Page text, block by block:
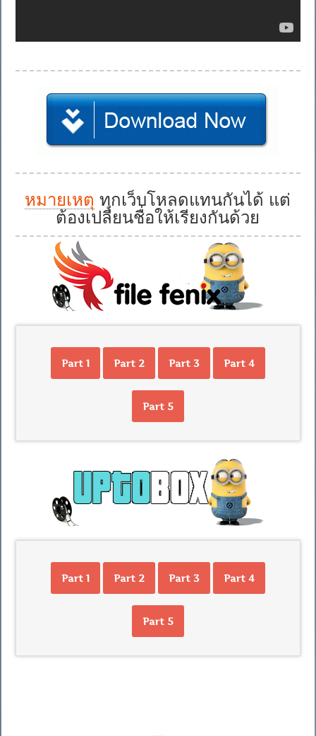
หมายเหตุ ทุกเว็บโหลดแทนกันได้ แต่
ต้องเปลี่ยนชื่อให้เรียงกันด้วย
Part 1 Part 2 Part 3 Part 4
Part 5
Part 1 Part 2 Part 3 Part 4
Part 5